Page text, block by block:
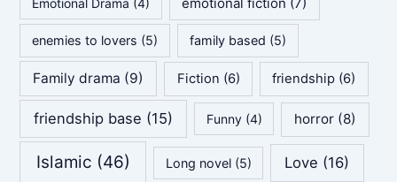
enemies to lovers (5) family based (5)
Family drama (9) Fiction (6) friendship (6)
friendship base (15) Funny(4) horror (8)
Islamic (46) Long novel(5) Love (16)